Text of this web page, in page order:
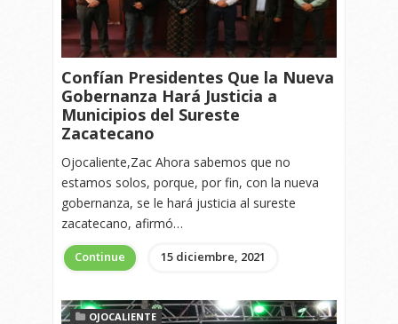
Confían Presidentes Que la Nueva
Gobernanza Hará Justicia a
Municipios del Sureste
Zacatecano
Ojocaliente,Zac Ahora sabemos que no
estamos solos, porque, por fin, con la nueva
gobernanza, se le hará justicia al sureste
zacatecano, afirmó…
Continue 15 diciembre, 2021
OJOCALIENTE